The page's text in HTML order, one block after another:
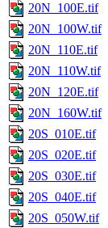
20N_100E.tif
20N_100W.tif
20N_110E.tif
20N_110W.tif
20N_120E.tif
20N_160W.tif
20S_010E.tif
20S_020E.tif
20S_030E.tif
20S_040E.tif
20S_050W.tif